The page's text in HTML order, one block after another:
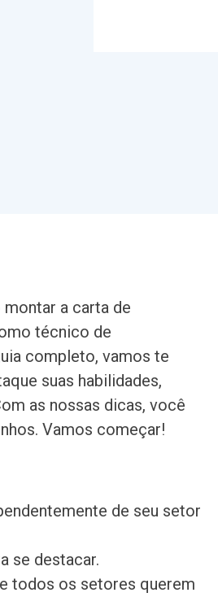
a carta de
técnico de
completo, vamos te
suas habilidades,
as nossas dicas, você
Vamos começar!
de seu setor
se destacar.
todos os setores querem